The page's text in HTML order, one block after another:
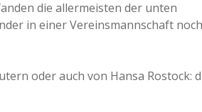
die allermeisten der unten
in einer Vereinsmannschaft noch
oder auch von Hansa Rostock: